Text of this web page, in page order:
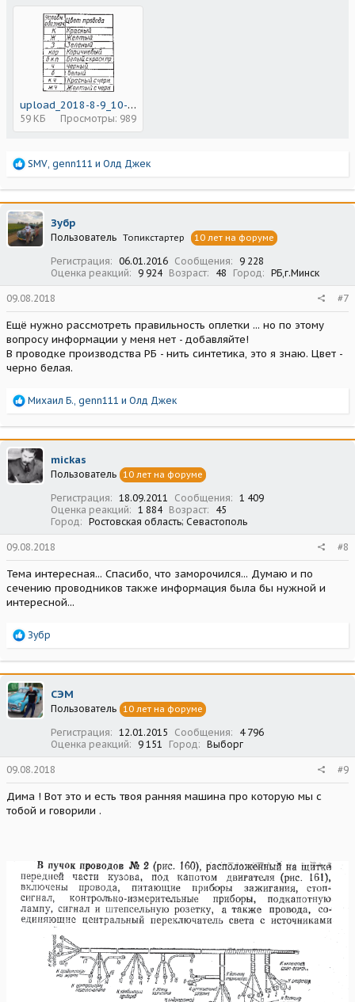
upload_2018-8-9_10-39-31.png
59 КБ Просмотры: 989
Р
а
к
ц
и
и
SMV, genn111 и Олд Джек
Зубр
Пользователь Топикстартер 10 лет на форуме
Регистрация 06.01.2016 Сообщения
9 228
Оценка реакций
9 924 Возраст 48 Город РБ,г.Минск
09.08.2018 #7
Ещё нужно рассмотреть правильность оплетки ... но по этому
вопросу информации у меня нет - добавляйте!
В проводке производства РБ - нить синтетика, это я знаю. Цвет -
черно белая.
Р
а
к
ц
и
и
Михаил Б., genn111 и Олд Джек
mickas
Пользователь 10 лет на форуме
Регистрация 18.09.2011 Сообщения
1 409
Оценка реакций
1 884 Возраст
45
Город
Ростовская область; Севастополь
09.08.2018 #8
Тема интересная... Спасибо, что заморочился... Думаю и по
сечению проводников также информация была бы нужной и
интересной...
Р
а
к
ц
и
и
Зубр
СЭМ
Пользователь 10 лет на форуме
Регистрация 12.01.2015 Сообщения
4 796
Оценка реакций
9 151 Город Выборг
09.08.2018 #9
Дима ! Вот это и есть твоя ранняя машина про которую мы с
тобой и говорили .